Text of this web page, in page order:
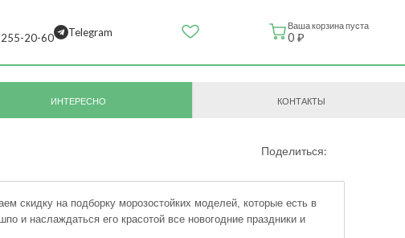
255-20-60 Telegram Ваша корзина пуста
0 ₽
ИНТЕРЕСНО КОНТАКТЫ
Поделиться:
скидку на подборку морозостойких моделей, которые есть в
и наслаждаться его красотой все новогодние праздники и